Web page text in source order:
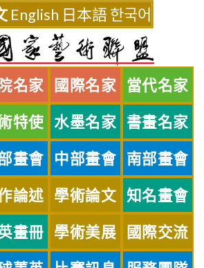
English 日本語한국어
名家 國際名家 當代名家
特使 水墨名家 書畫名家
畫會 中部畫會 南部畫會
論述 學術論文 知名畫會
畫冊 學術美展 國際交流